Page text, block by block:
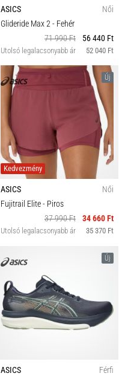
ASICS
Női
Glideride Max 2- Fehér
71 990 Ft
56 440 Ft
Utolsó legalacsonyabb ár 52 040 Ft
Új
Kedvezmény
ASICS
Női
Fujitrail Elite- Piros
37 990 Ft
34 660 Ft
Utolsó legalacsonyabb ár 35 370 Ft
Új
ASICS
Férfi